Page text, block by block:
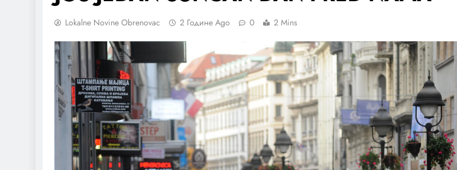
Lokalne Novine Obrenovac 2 Године Ago 0 2 Mins